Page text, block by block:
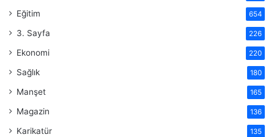
Eğitim 654
3. Sayfa 226
Ekonomi 220
Sağlık 180
Manşet 165
Magazin 136
Karikatür 135